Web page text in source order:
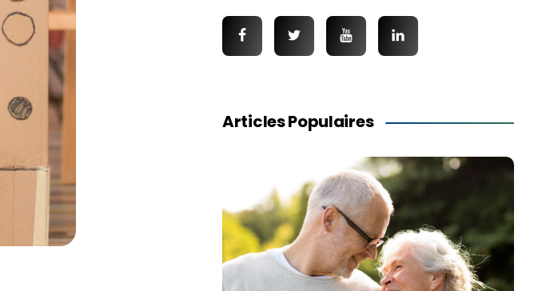
Articles Populaires